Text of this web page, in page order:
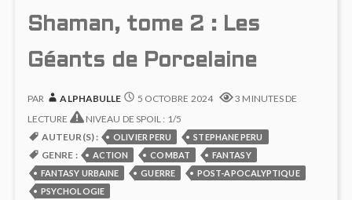
Shaman, tome 2 : Les
Géants de Porcelaine
PAR ALPHABULLE 5 OCTOBRE 2024
3 MINUTES DE
LECTURE
NIVEAU DE SPOIL : 1/5
AUTEUR(S) :
OLIVIER PERU STEPHANE PERU
GENRE : ACTION COMBAT
FANTASY
FANTASY URBAINE
GUERRE
POST-APOCALYPTIQUE
PSYCHOLOGIE